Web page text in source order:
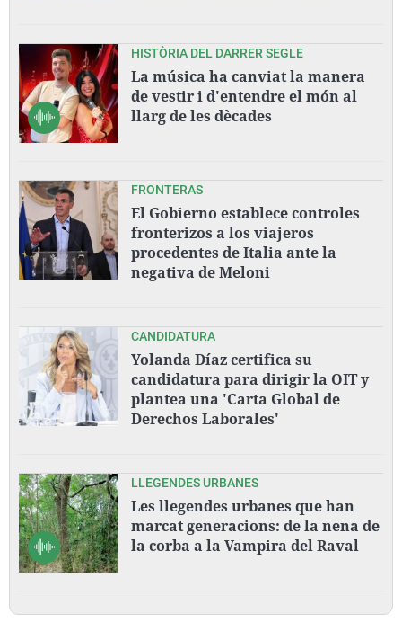
HISTÒRIA DEL DARRER SEGLE
La música ha canviat la manera
de vestir i d'entendre el món al
llarg de les dècades
FRONTERAS
El Gobierno establece controles
fronterizos a los viajeros
procedentes de Italia ante la
negativa de Meloni
CANDIDATURA
Yolanda Díaz certifica su
candidatura para dirigir la OIT y
plantea una 'Carta Global de
Derechos Laborales'
LLEGENDES URBANES
Les llegendes urbanes que han
marcat generacions: de la nena de
la corba a la Vampira del Raval